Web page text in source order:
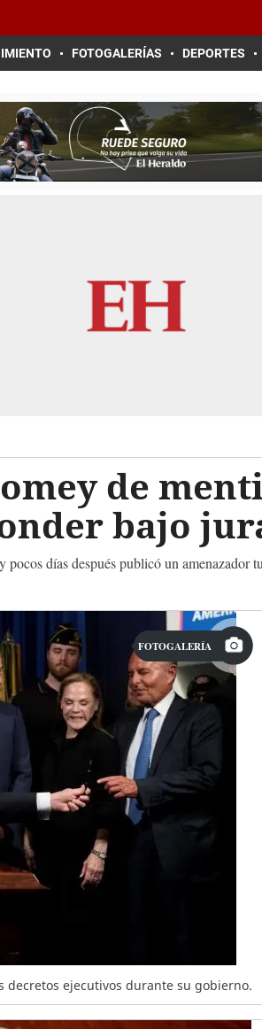
FOTOGALERÍAS DEPORTES
de
bajo
pocos días después publicó un
FOTOGALERÍA
ejecutivos durante su gobierno.